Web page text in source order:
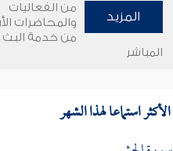
المزيد
من الفعاليات
والمحاضرات
من خدمة البث
المباشر
الأكثر استماعا لهذا الشهر